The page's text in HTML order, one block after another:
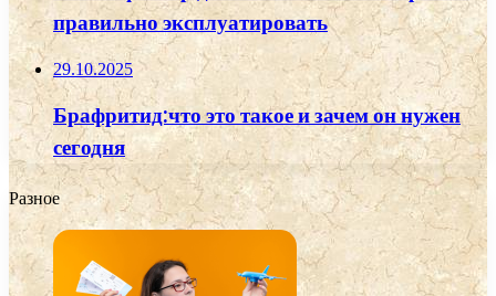
правильно эксплуатировать
29.10.2025
Брафритид:что это такое и зачем он нужен
сегодня
Разное